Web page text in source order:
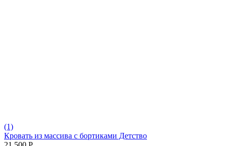
(1)
Кровать из массива с бортиками Детство